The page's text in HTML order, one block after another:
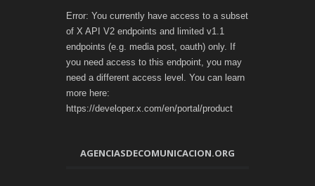
Error: You currently have access to a subset
of X API V2 endpoints and limited v1.1
endpoints (e.g. media post, oauth) only. If
you need access to this endpoint, you may
need a different access level. You can learn
more here:
https://developer.x.com/en/portal/product
AGENCIASDECOMUNICACION.ORG